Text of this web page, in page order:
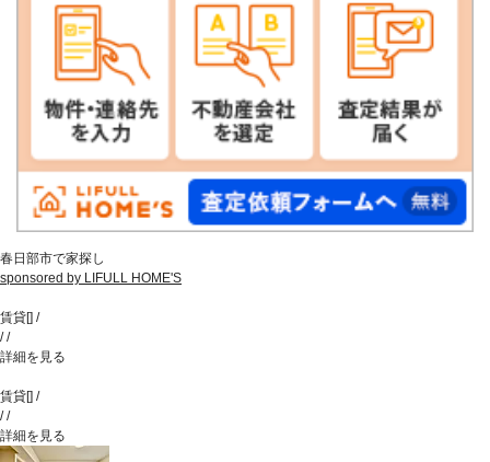
春日部市で家探し
sponsored by LIFULL HOME'S
賃貸[] /
//
詳細を見る
賃貸[] /
//
詳細を見る